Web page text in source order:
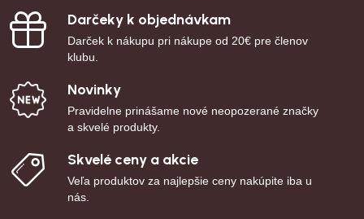
Darčeky k objednávkam
Darček k nákupu pri nákupe od 20€ pre členov
klubu.
Novinky
Pravidelne prinášame nové neopozerané značky
a skvelé produkty.
Skvelé ceny a akcie
Veľa produktov za najlepšie ceny nakúpite iba u
nás.